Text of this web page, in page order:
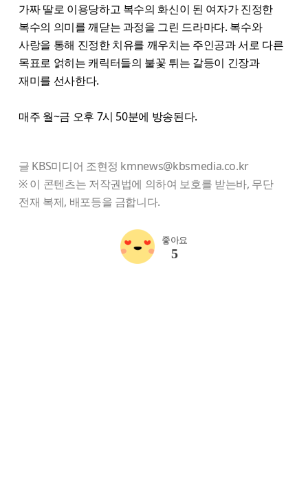
가짜 딸로 이용당하고 복수의 화신이 된 여자가 진정한
복수의 의미를 깨닫는 과정을 그린 드라마다. 복수와
사랑을 통해 진정한 치유를 깨우치는 주인공과 서로 다른
목표로 얽히는 캐릭터들의 불꽃 튀는 갈등이 긴장과
재미를 선사한다.
매주 월~금 오후 7시 50분에 방송된다.
글 KBS미디어 조현정 kmnews@kbsmedia.co.kr
※ 이 콘텐츠는 저작권법에 의하여 보호를 받는바, 무단
전재 복제, 배포등을 금합니다.
좋아요
5